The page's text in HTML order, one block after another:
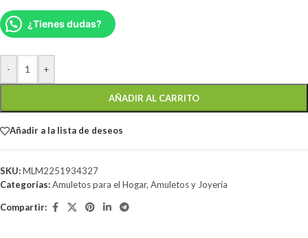
¿Tienes dudas?
- +
AÑADIR AL CARRITO
Añadir a la lista de deseos
SKU:MLM2251934327
Categorías:Amuletos para el Hogar, Amuletos y Joyería
Compartir: